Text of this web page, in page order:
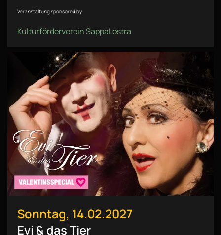
Veranstaltung sponsored by
Kulturförderverein SappaLostra
Sonntag, 14.02.2027
Evi & das Tier